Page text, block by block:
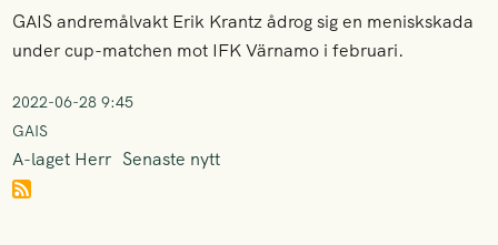
GAIS andremålvakt Erik Krantz ådrog sig en meniskskada
under cup-matchen mot IFK Värnamo i februari.
2022-06-28 9:45
GAIS
A-laget Herr Senaste nytt